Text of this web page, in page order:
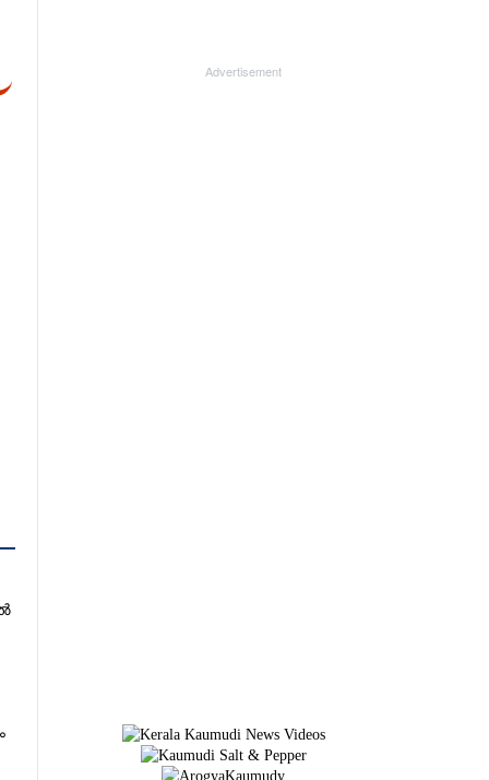
Advertisement